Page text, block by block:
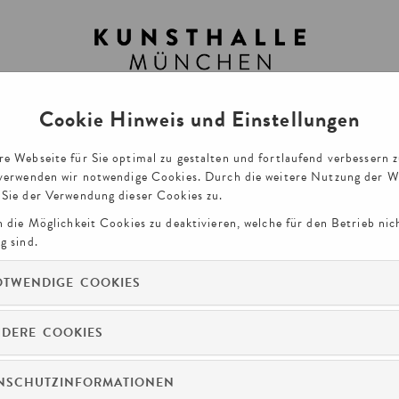
Cookie Hinweis und Einstellungen
Webseite für Sie optimal zu gestalten und fortlaufend verbessern
wir notwendige Cookies. Durch die weitere Nutzung der
der Verwendung dieser Cookies zu.
die Möglichkeit Cookies zu deaktivieren, welche für den Betrieb
sind.
COOKIES
COOKIES
GUTSCHEINE
MÜNCHEN KONTO VERWALTEN